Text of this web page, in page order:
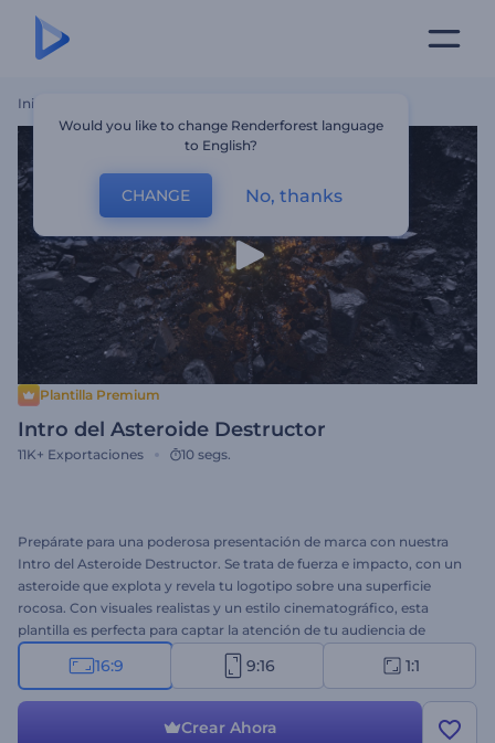
Inicio
Plantilla Premium
Intro del Asteroide Destructor
11K+ Exportaciones 10 segs.
Prepárate para una poderosa presentación de marca con nuestra
Intro del Asteroide Destructor. Se trata de fuerza e impacto, con un
asteroide que explota y revela tu logotipo sobre una superficie
rocosa. Con visuales realistas y un estilo cinematográfico, esta
plantilla es perfecta para captar la atención de tu audiencia de
inmediato. Sube tu logotipo, escribe tu eslogan y elige una música
dramática que combine con la energía. Ideal para proyectos
cinematográficas y más. ¡Crea ahora!
16:9 9:16 1:1
Crear Ahora
Would you like to change Renderforest language
to English?
CHANGE No, thanks